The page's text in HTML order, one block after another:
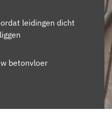
leidingen dicht
betonvloer